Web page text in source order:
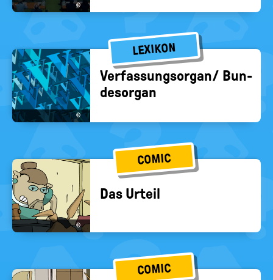
©
LEXIKON
©
Ver­fas­sungs­or­gan/ Bun­
des­or­gan
COMIC
©
Das Ur­teil
COMIC